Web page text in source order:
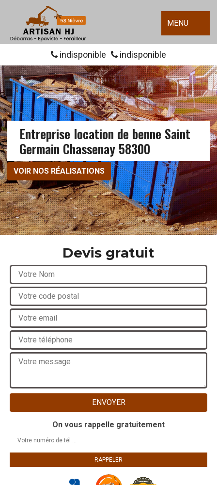
MENU
indisponible indisponible
Entreprise location de benne Saint
Germain Chassenay 58300
VOIR NOS RÉALISATIONS
Devis gratuit
On vous rappelle gratuitement